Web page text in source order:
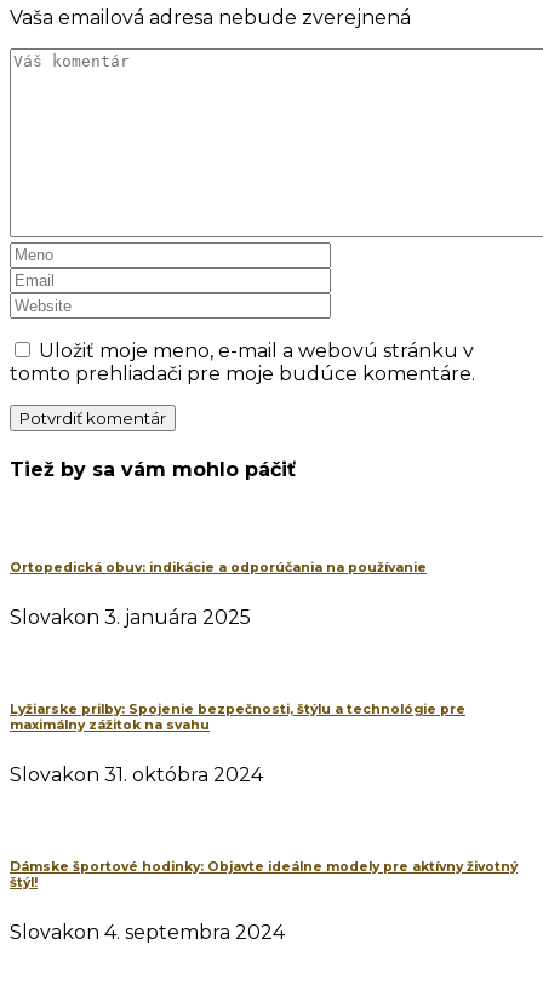
Vaša emailová adresa nebude zverejnená
Uložiť moje meno, e-mail a webovú stránku v
tomto prehliadači pre moje budúce komentáre.
Tiež by sa vám mohlo páčiť
Ortopedická obuv: indikácie a odporúčania na používanie
Slovakon 3. januára 2025
Lyžiarske prilby: Spojenie bezpečnosti, štýlu a technológie pre
maximálny zážitok na svahu
Slovakon 31. októbra 2024
Dámske športové hodinky: Objavte ideálne modely pre aktívny životný
štýl!
Slovakon 4. septembra 2024